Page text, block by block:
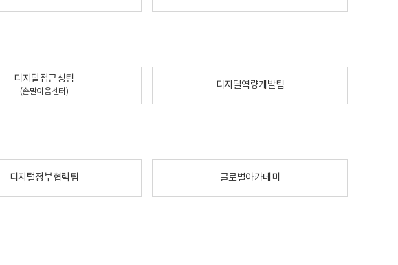
디지털접근성팀
(손말이음센터)
디지털역량개발팀
디지털정부협력팀 글로벌아카데미